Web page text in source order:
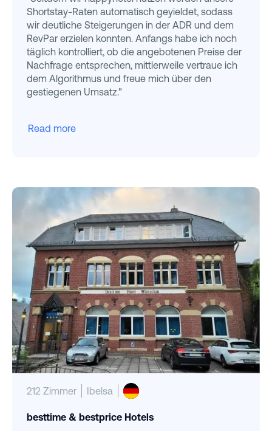
Shortstay-Raten automatisch geyieldet, sodass
wir deutliche Steigerungen in der ADR und dem
RevPar erzielen konnten. Anfangs habe ich noch
täglich kontrolliert, ob die angebotenen Preise der
Nachfrage entsprechen, mittlerweile vertraue ich
dem Algorithmus und freue mich über den
gestiegenen Umsatz."
Read more
212 Zimmer Ibelsa
besttime & bestprice Hotels